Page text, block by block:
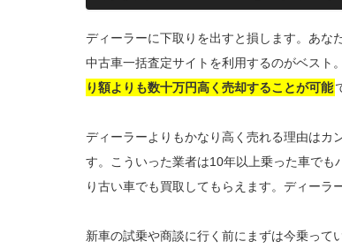
ディーラーに下取りを出すと損します。あな
中古車一括査定サイトを利用するのがベスト
り額よりも数十万円高く売却することが可能
ディーラーよりもかなり高く売れる理由はカ
す。こういった業者は10年以上乗った車で
り古い車でも買取してもらえます。ディーラ
新車の試乗や商談に行く前にまずは今乗って